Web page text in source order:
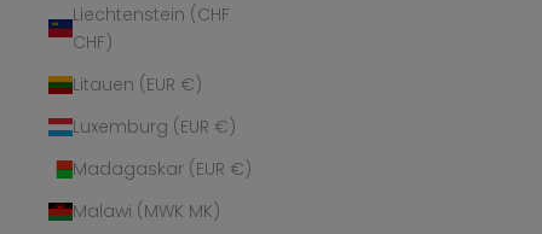
Liechtenstein (CHF
CHF)
Litauen (EUR €)
Luxemburg (EUR €)
Madagaskar (EUR €)
Malawi (MWK MK)